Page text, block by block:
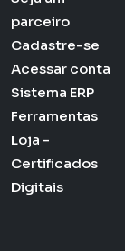
parceiro
Cadastre-se
Acessar conta
Sistema ERP
Ferramentas
Loja -
Certificados
Digitais